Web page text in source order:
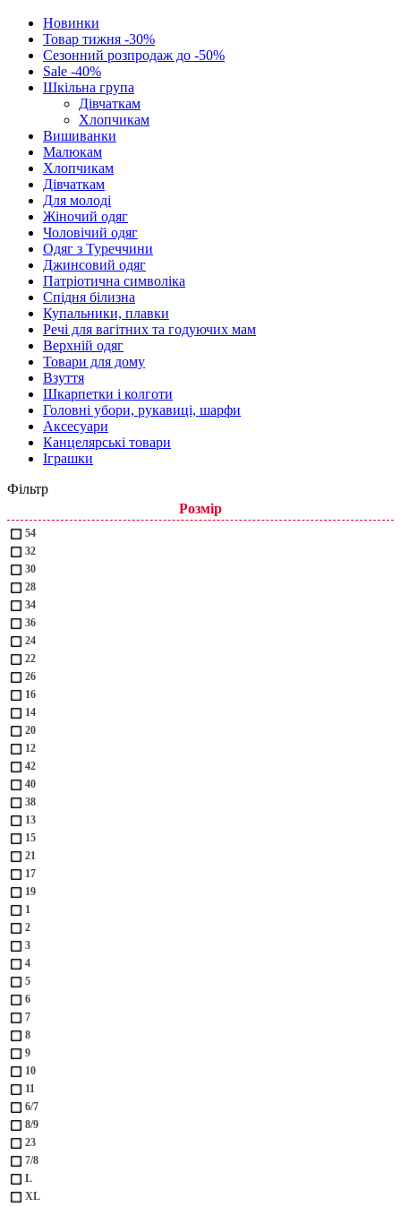
Новинки
Товар тижня -30%
Сезонний розпродаж до -50%
Sale -40%
Шкільна група
Дівчаткам
Хлопчикам
Вишиванки
Малюкам
Хлопчикам
Дівчаткам
Для молоді
Жіночий одяг
Чоловічий одяг
Одяг з Туреччини
Джинсовий одяг
Патріотична символіка
Спідня білизна
Купальники, плавки
Речі для вагітних та годуючих мам
Верхній одяг
Товари для дому
Взуття
Шкарпетки і колготи
Головні убори, рукавиці, шарфи
Аксесуари
Канцелярські товари
Іграшки
Фільтр
Розмір
54
32
30
28
34
36
24
22
26
16
14
20
12
42
40
38
13
15
21
17
19
1
2
3
4
5
6
7
8
9
10
11
6/7
8/9
23
7/8
L
XL